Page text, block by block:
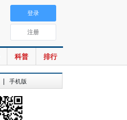
科普 排行
登录
注册
| 手机版